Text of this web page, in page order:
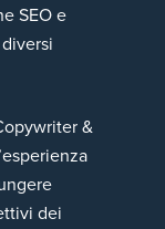
SEO e
&
dei